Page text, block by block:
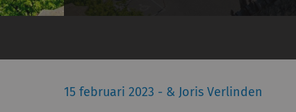
15 februari 2023 - & Joris Verlinden